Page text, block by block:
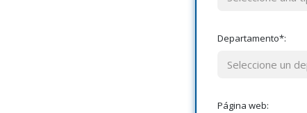
Departamento*:
Página web: